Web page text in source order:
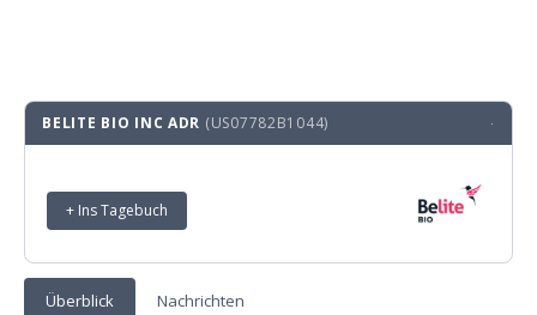
BELITE BIO INC ADR (US07782B1044) ·
+ Ins Tagebuch
Überblick Nachrichten